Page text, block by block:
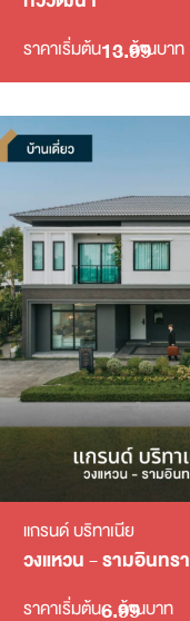
ราคาเริ่มต้น13.99ล้านบาท
แกรนด์ บริทาเนีย
วงแหวน - รามอินทรา
ราคาเริ่มต้น6.99
ล้านบาท